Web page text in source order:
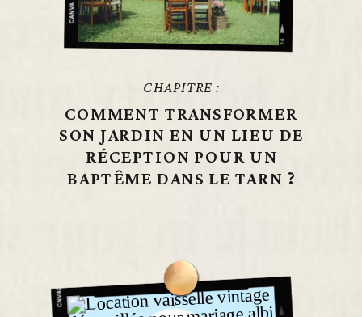
COMMENT TRANSFORMER
SON JARDIN EN UN LIEU DE
RÉCEPTION POUR UN
BAPTÊME DANS LE TARN ?
CHAPITRE :